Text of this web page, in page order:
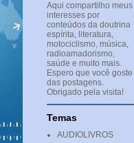
Aqui compartilho meus
interesses por
conteúdos da doutrina
espírita, literatura,
motociclismo, música,
radioamadorismo,
saúde e muito mais.
Espero que você goste
das postagens.
Obrigado pela visita!
Temas
AUDIOLIVROS